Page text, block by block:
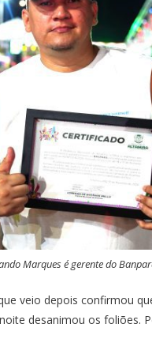
Marques é gerente do
veio depois confirmou
desanimou os foliões.